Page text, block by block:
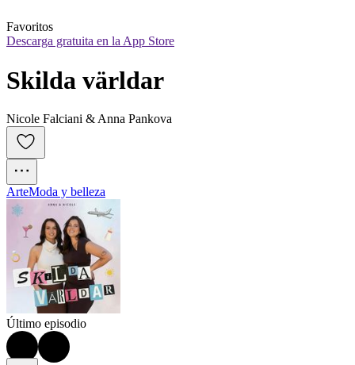
Favoritos
Descarga gratuita en la App Store
Skilda världar
Nicole Falciani & Anna Pankova
ArteModa y belleza
Último episodio